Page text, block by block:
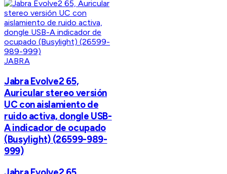
JABRA
Jabra Evolve2 65,
Auricular stereo versión
UC con aislamiento de
ruido activa, dongle USB-
A indicador de ocupado
(Busylight) (26599-989-
999)